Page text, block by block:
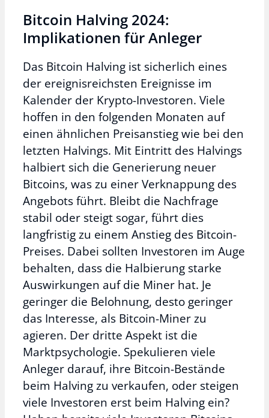
Bitcoin Halving 2024:
Implikationen für Anleger
Das Bitcoin Halving ist sicherlich eines
der ereignisreichsten Ereignisse im
Kalender der Krypto-Investoren. Viele
hoffen in den folgenden Monaten auf
einen ähnlichen Preisanstieg wie bei den
letzten Halvings. Mit Eintritt des Halvings
halbiert sich die Generierung neuer
Bitcoins, was zu einer Verknappung des
Angebots führt. Bleibt die Nachfrage
stabil oder steigt sogar, führt dies
langfristig zu einem Anstieg des Bitcoin-
Preises. Dabei sollten Investoren im Auge
behalten, dass die Halbierung starke
Auswirkungen auf die Miner hat. Je
geringer die Belohnung, desto geringer
das Interesse, als Bitcoin-Miner zu
agieren. Der dritte Aspekt ist die
Marktpsychologie. Spekulieren viele
Anleger darauf, ihre Bitcoin-Bestände
beim Halving zu verkaufen, oder steigen
viele Investoren erst beim Halving ein?